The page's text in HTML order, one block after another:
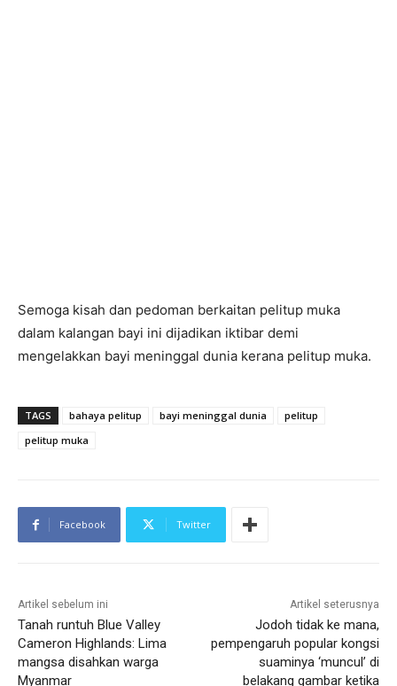
Semoga kisah dan pedoman berkaitan pelitup muka
dalam kalangan bayi ini dijadikan iktibar demi
mengelakkan bayi meninggal dunia kerana pelitup muka.
TAGS bahaya pelitup bayi meninggal dunia
pelitup
pelitup muka
Facebook Twitter
Artikel sebelum ini
Tanah runtuh Blue Valley
Cameron Highlands: Lima
mangsa disahkan warga
Myanmar
Artikel seterusnya
Jodoh tidak ke mana,
pempengaruh popular kongsi
suaminya ‘muncul’ di
belakang gambar ketika